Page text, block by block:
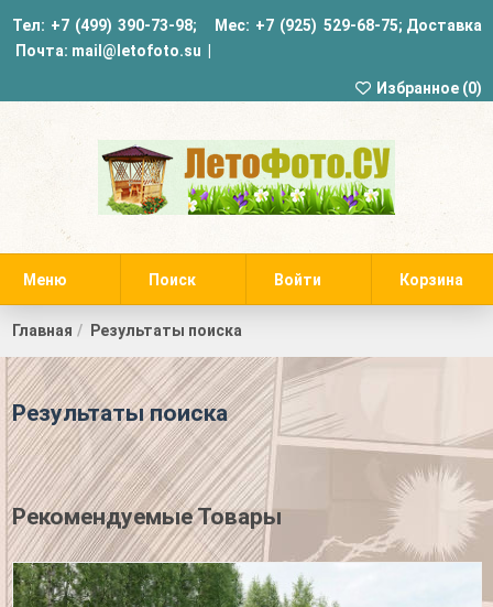
Тел: +7 (499) 390-73-98; Мес: +7 (925) 529-68-75;
Почта: mail@letofoto.su
Доставка
Избранное (0)
Меню Поиск Войти Корзина
Главная Результаты поиска
Результаты поиска
Рекомендуемые Товары